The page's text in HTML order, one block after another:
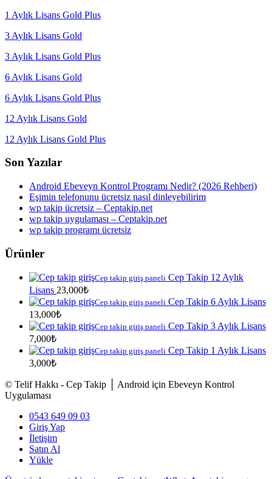
1 Aylık Lisans Gold Plus
3 Aylık Lisans Gold
3 Aylık Lisans Gold Plus
6 Aylık Lisans Gold
6 Aylık Lisans Gold Plus
12 Aylık Lisans Gold
12 Aylık Lisans Gold Plus
Son Yazılar
Android Ebeveyn Kontrol Programı Nedir? (2026 Rehberi)
Eşimin telefonunu ücretsiz nasıl dinleyebilirim
wp takip ücretsiz – Ceptakip.net
wp takip uygulaması – Ceptakip.net
wp takip programı ücretsiz
Ürünler
Cep takip giriş paneli Cep Takip 12 Aylık
Lisans 23,000₺
Cep takip giriş paneli Cep Takip 6 Aylık Lisans
13,000₺
Cep takip giriş paneli Cep Takip 3 Aylık Lisans
7,000₺
Cep takip giriş paneli Cep Takip 1 Aylık Lisans
3,000₺
© Telif Hakkı - Cep Takip │ Android için Ebeveyn Kontrol
Uygulaması
0543 649 09 03
Giriş Yap
İletişim
Satın Al
Yükle